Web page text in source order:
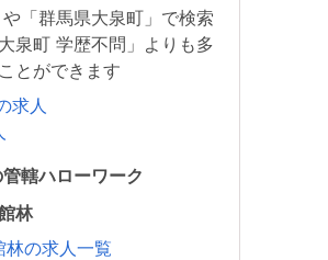
や「群馬県大泉町」で検索
泉町 学歴不問」よりも多
とができます
求人
轄ハローワーク
林
林の求人一覧